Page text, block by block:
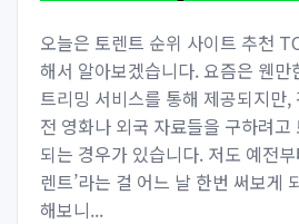
오늘은 토렌트 순위 사이트 추천
해서 알아보겠습니다. ​요즘은 웬
트리밍 서비스를 통해 제공되지만,
전 영화나 외국 자료들을 구하려고
되는 경우가 있습니다. ​저도 예전
렌트’라는 걸 어느 날 한번 써보게
해보니...